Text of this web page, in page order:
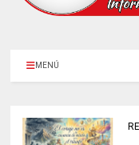
MENÚ